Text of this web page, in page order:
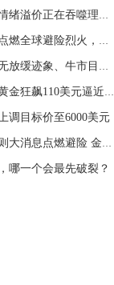
黄金疯涨到5311的真相：情绪溢价正在吞噬理性？
黄金交易提醒：伊朗危机点燃全球避险烈火，金价...
张尧浠：黄金多头迅猛仍无放缓迹象、牛市目标上...
鲍威尔言论引爆大行情！黄金狂飙110美元逼近540...
调目标价至6000美元
黄金大行情突袭！伊朗一则大消息点燃避险 金价...
哪一个会最先破裂？